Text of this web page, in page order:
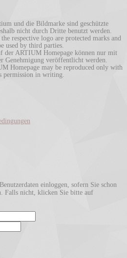
und die Bildmarke sind geschützte
nicht durch Dritte benutzt werden.
respective logo are protected marks and
used by third parties.
der ARTIUM Homepage können nur mit
Genehmigung veröffentlicht werden.
Homepage may be reproduced only with
permission in writing.
einloggen, sofern Sie schon
Falls nicht, klicken Sie bitte auf